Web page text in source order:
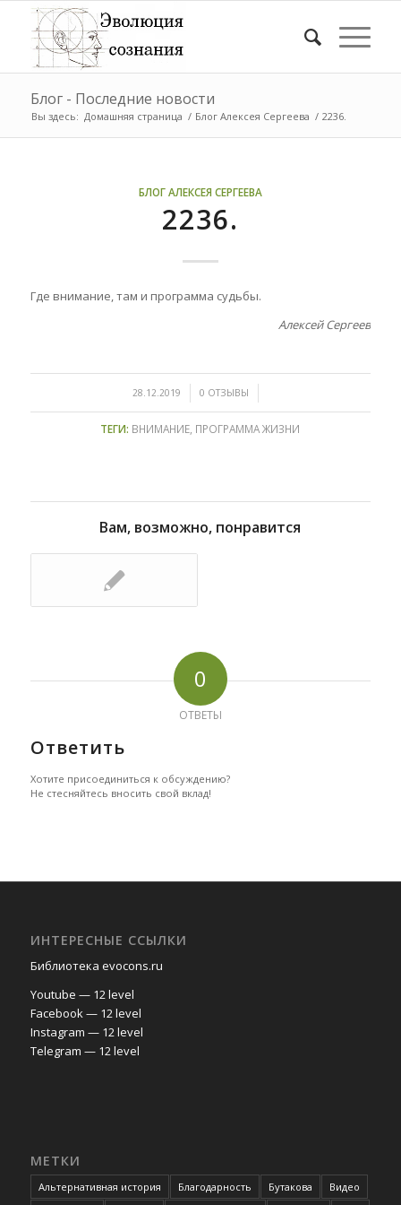
Блог - Последние новости
Вы здесь: Домашняя страница / Блог Алексея Сергеева / 2236.
БЛОГ АЛЕКСЕЯ СЕРГЕЕВА
2236.
Где внимание, там и программа судьбы.
Алексей Сергеев
28.12.2019
/ 0 ОТЗЫВЫ
/
ТЕГИ: ВНИМАНИЕ ПРОГРАММА ЖИЗНИ
Вам, возможно, понравится
0
ОТВЕТЫ
Ответить
Хотите присоединиться к обсуждению?
Не стесняйтесь вносить свой вклад!
ИНТЕРЕСНЫЕ ССЫЛКИ
Библиотека evocons.ru
Youtube — 12 level
Facebook — 12 level
Instagram — 12 level
Telegram — 12 level
МЕТКИ
Альтернативная история Благодарность Бутакова
Видео